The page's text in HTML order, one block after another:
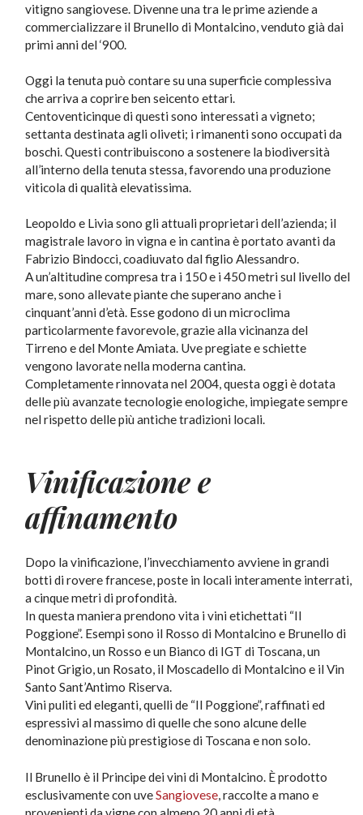
vitigno sangiovese. Divenne una tra le prime aziende a
commercializzare il Brunello di Montalcino, venduto già dai
primi anni del ‘900.
Oggi la tenuta può contare su una superficie complessiva
che arriva a coprire ben seicento ettari.
Centoventicinque di questi sono interessati a vigneto;
settanta destinata agli oliveti; i rimanenti sono occupati da
boschi. Questi contribuiscono a sostenere la biodiversità
all’interno della tenuta stessa, favorendo una produzione
viticola di qualità elevatissima.
Leopoldo e Livia sono gli attuali proprietari dell’azienda; il
magistrale lavoro in vigna e in cantina è portato avanti da
Fabrizio Bindocci, coadiuvato dal figlio Alessandro.
A un’altitudine compresa tra i 150 e i 450 metri sul livello del
mare, sono allevate piante che superano anche i
cinquant’anni d’età. Esse godono di un microclima
particolarmente favorevole, grazie alla vicinanza del
Tirreno e del Monte Amiata. Uve pregiate e schiette
vengono lavorate nella moderna cantina.
Completamente rinnovata nel 2004, questa oggi è dotata
delle più avanzate tecnologie enologiche, impiegate sempre
nel rispetto delle più antiche tradizioni locali.
Vinificazione e
affinamento
Dopo la vinificazione, l’invecchiamento avviene in grandi
botti di rovere francese, poste in locali interamente interrati,
a cinque metri di profondità.
In questa maniera prendono vita i vini etichettati “Il
Poggione”. Esempi sono il Rosso di Montalcino e Brunello di
Montalcino, un Rosso e un Bianco di IGT di Toscana, un
Pinot Grigio, un Rosato, il Moscadello di Montalcino e il Vin
Santo Sant’Antimo Riserva.
Vini puliti ed eleganti, quelli de “Il Poggione”, raffinati ed
espressivi al massimo di quelle che sono alcune delle
denominazione più prestigiose di Toscana e non solo.
Il Brunello è il Principe dei vini di Montalcino. È prodotto
esclusivamente con uveSangiovese , raccolte a mano e